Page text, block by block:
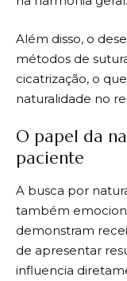
Além disso, o
métodos de
cicatrização, o
naturalidade no
O papel da
paciente
A busca por
também
demonstram
de apresentar
influencia